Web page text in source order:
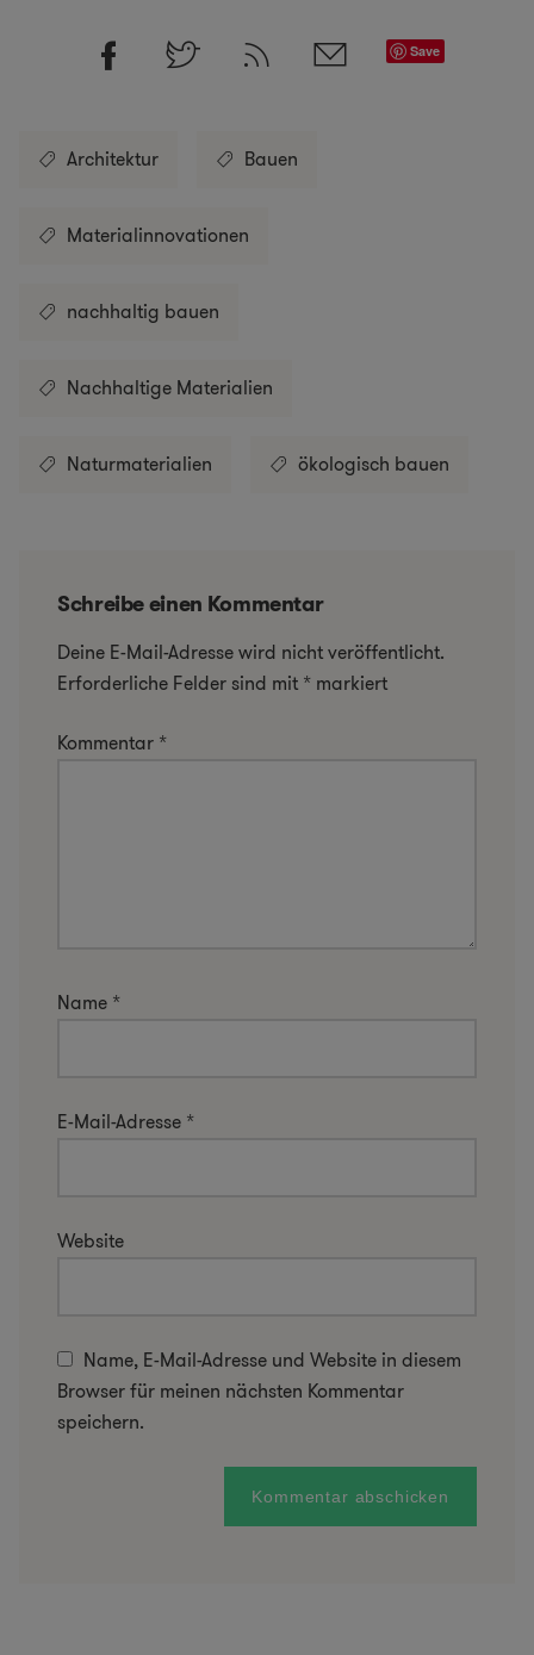
Save
Architektur Bauen
Materialinnovationen
nachhaltig bauen
Nachhaltige Materialien
Naturmaterialien ökologisch bauen
Schreibe einen Kommentar
Deine E-Mail-Adresse wird nicht veröffentlicht.
Erforderliche Felder sind mit * markiert
Kommentar *
Name *
E-Mail-Adresse *
Website
Name, E-Mail-Adresse und Website in diesem
Browser für meinen nächsten Kommentar
speichern.